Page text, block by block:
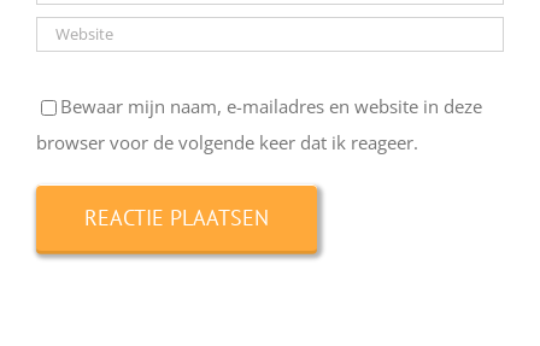
Bewaar mijn naam, e-mailadres en website in deze
browser voor de volgende keer dat ik reageer.